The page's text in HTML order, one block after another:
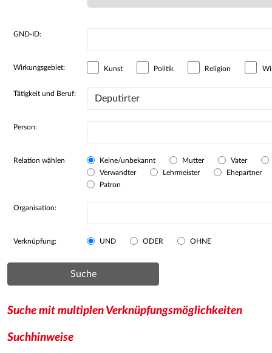
GND-ID:
Wirkungsgebiet: Kunst Politik Religion
Tätigkeit und Beruf:
Person:
Relation wählen Keine/unbekannt Mutter
Vater
Verwandter
Lehrmeister
Ehepartner
Patron
Organisation:
Verknüpfung: UND ODER OHNE
Suche
Suche mit multiplen Verknüpfungsmöglichkeiten
Suchhinweise